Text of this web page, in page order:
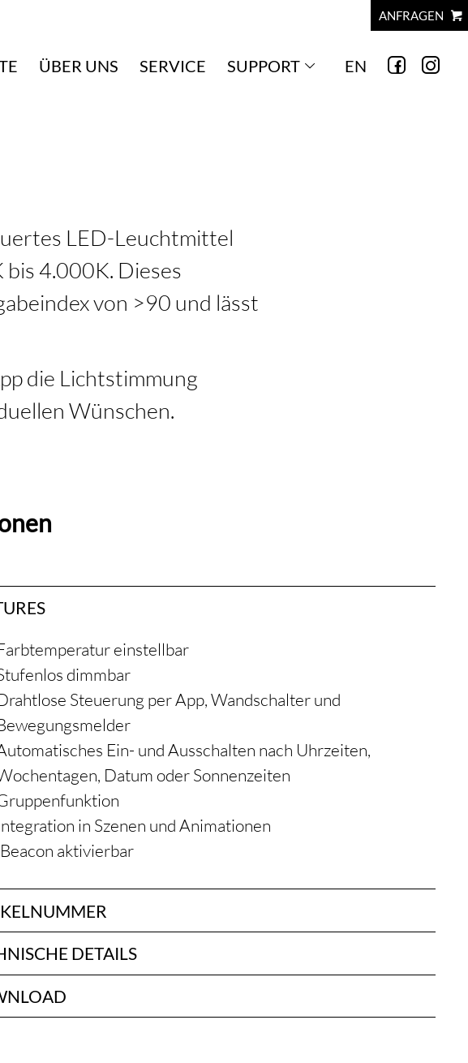
ANFRAGEN
ÜBER UNS SERVICE SUPPORT EN
LED-Leuchtmittel
4.000K. Dieses
von >90 und lässt
die Lichtstimmung
Wünschen.
einstellbar
dimmbar
Steuerung per App, Wandschalter und
Ein- und Ausschalten nach Uhrzeiten,
Datum oder Sonnenzeiten
in Szenen und Animationen
aktivierbar
DETAILS